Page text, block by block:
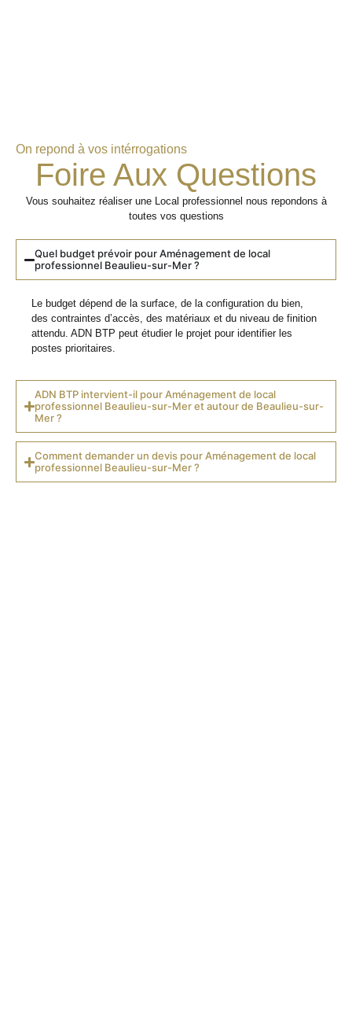
On repond à vos intérrogations
Foire Aux Questions
Vous souhaitez réaliser une Local professionnel nous repondons à
toutes vos questions
Quel budget prévoir pour Aménagement de local
professionnel Beaulieu-sur-Mer ?
Le budget dépend de la surface, de la configuration du bien,
des contraintes d’accès, des matériaux et du niveau de finition
attendu. ADN BTP peut étudier le projet pour identifier les
postes prioritaires.
ADN BTP intervient-il pour Aménagement de local
professionnel Beaulieu-sur-Mer et autour de Beaulieu-sur-
Mer ?
Comment demander un devis pour Aménagement de local
professionnel Beaulieu-sur-Mer ?